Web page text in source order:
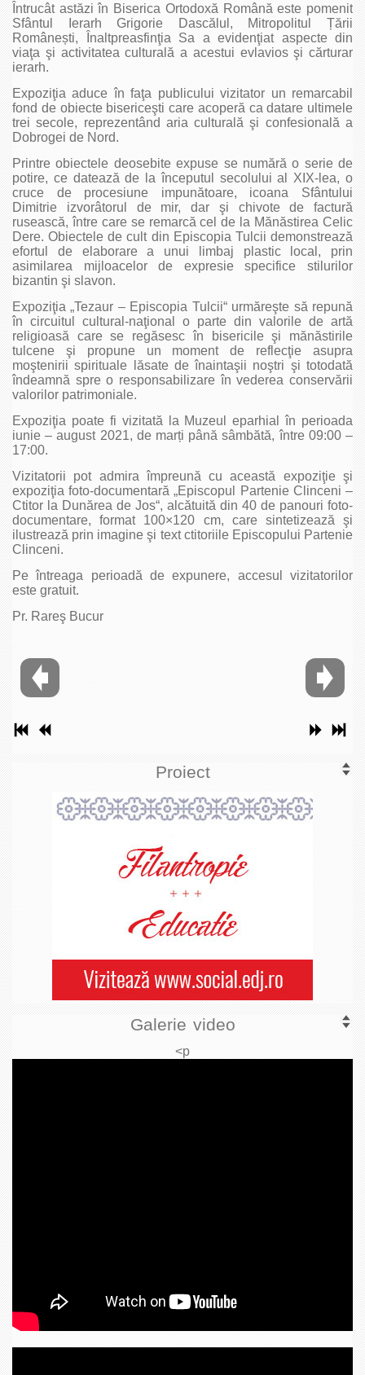
Întrucât astăzi în Biserica Ortodoxă Română este pomenit
Sfântul Ierarh Grigorie Dascălul, Mitropolitul Țării
Românești, Înaltpreasfinţia Sa a evidenţiat aspecte din
viaţa şi activitatea culturală a acestui evlavios şi cărturar
ierarh.
Expoziţia aduce în faţa publicului vizitator un remarcabil
fond de obiecte bisericeşti care acoperă ca datare ultimele
trei secole, reprezentând aria culturală şi confesională a
Dobrogei de Nord.
Printre obiectele deosebite expuse se numără o serie de
potire, ce datează de la începutul secolului al XIX-lea, o
cruce de procesiune impunătoare, icoana Sfântului
Dimitrie izvorâtorul de mir, dar şi chivote de factură
rusească, între care se remarcă cel de la Mănăstirea Celic
Dere. Obiectele de cult din Episcopia Tulcii demonstrează
efortul de elaborare a unui limbaj plastic local, prin
asimilarea mijloacelor de expresie specifice stilurilor
bizantin şi slavon.
Expoziţia „Tezaur – Episcopia Tulcii“ urmăreşte să repună
în circuitul cultural-naţional o parte din valorile de artă
religioasă care se regăsesc în bisericile şi mănăstirile
tulcene şi propune un moment de reflecţie asupra
moştenirii spirituale lăsate de înaintaşii noştri şi totodată
îndeamnă spre o responsabilizare în vederea conservării
valorilor patrimoniale.
Expoziţia poate fi vizitată la Muzeul eparhial în perioada
iunie – august 2021, de marți până sâmbătă, între 09:00 –
17:00.
Vizitatorii pot admira împreună cu această expoziţie şi
expoziţia foto-documentară „Episcopul Partenie Clinceni –
Ctitor la Dunărea de Jos“, alcătuită din 40 de panouri foto-
documentare, format 100×120 cm, care sintetizează şi
ilustrează prin imagine şi text ctitoriile Episcopului Partenie
Clinceni.
Pe întreaga perioadă de expunere, accesul vizitatorilor
este gratuit.
Pr. Rareş Bucur
Proiect
Galerie video
<p